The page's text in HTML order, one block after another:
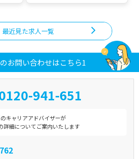
最近見た求人一覧
お問い合わせはこちら1
941-651
キャリアアドバイザーが
詳細についてご案内いたします